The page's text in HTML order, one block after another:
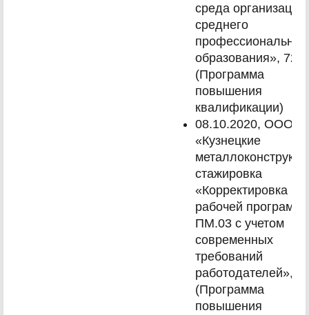
среда организации
среднего
образования», 72ч.
(Программа
повышения
квалификации)
08.10.2020, ООО
«Кузнецкие
стажировка
«Корректировка
рабочей
ПМ.03 с учетом
современных
требований
работодателей»,
(Программа
повышения